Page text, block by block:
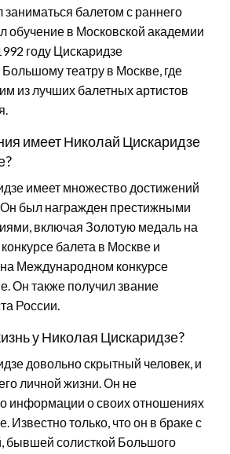
балетом с раннего
обучение в Московской академии
году Цискаридзе
театру в Москве, где
из лучших балетных артистов
имеет Николай Цискаридзе
имеет множество достижений
Он был награжден престижными
включая Золотую медаль на
балета в Москве и
Международном конкурсе
Он также получил звание
России.
у Николая Цискаридзе?
довольно скрытный человек, и
личной жизни. Он не
информации о своих отношениях
Известно только, что он в браке с
бывшей солисткой Большого